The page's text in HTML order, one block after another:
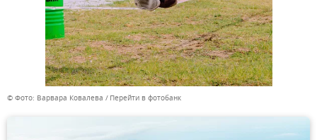
© Фото: Варвара Ковалева Перейти в фотобанк